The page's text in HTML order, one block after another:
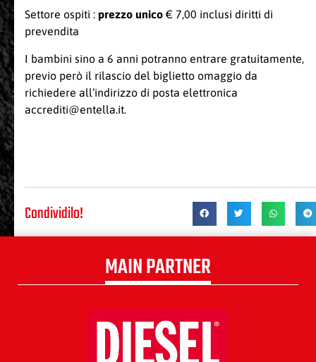
Settore ospiti : prezzo unico € 7,00 inclusi diritti di
prevendita
I bambini sino a 6 anni potranno entrare gratuitamente,
previo però il rilascio del biglietto omaggio da
richiedere all’indirizzo di posta elettronica
accrediti@entella.it.
Condividilo!
MAIN PARTNER